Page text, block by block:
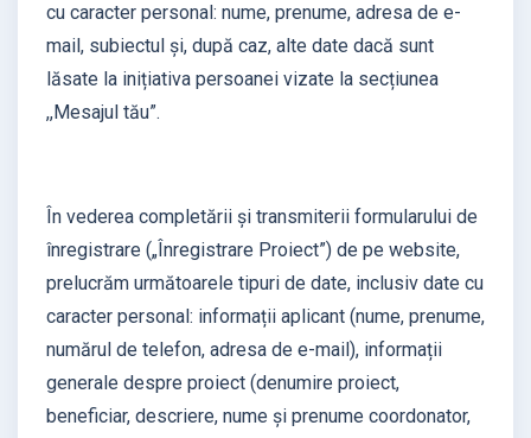
cu caracter personal: nume, prenume, adresa de e-
mail, subiectul și, după caz, alte date dacă sunt
lăsate la inițiativa persoanei vizate la secțiunea
,,Mesajul tău”.
În vederea completării și transmiterii formularului de
înregistrare („Înregistrare Proiect”) de pe website,
prelucrăm următoarele tipuri de date, inclusiv date cu
caracter personal: informații aplicant (nume, prenume,
numărul de telefon, adresa de e-mail), informații
generale despre proiect (denumire proiect,
beneficiar, descriere, nume și prenume coordonator,